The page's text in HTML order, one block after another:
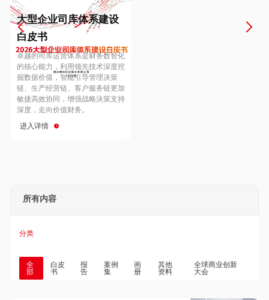
Europe
Hungary
Hong Kong
大型企业司库体系建设
白皮书
卓越的司库运营体系是财务数智化
的核心能力，利用领先技术深度挖
掘数据价值，智能引导管理决策
链、生产经营链、客户服务链更加
敏捷高效协同，增强战略決策支持
深度，走向价值财务。
进入详情
所有内容
分类
全
部
白皮
书
报
告
案例
集
画
册
其他
资料
全球商业创新
大会